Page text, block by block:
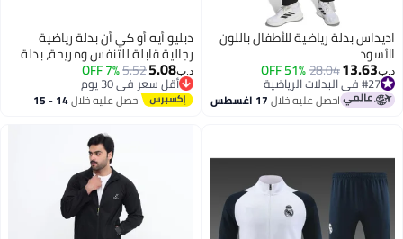
اديداس بدلة رياضية للأطفال باللون
الأسود
د.ب‏13.63
28.04
51% OFF
#27 في البدلات الرياضية
#27 في البدلات الرياضية احصل عليه خلال17 اغسطس
دبليو أيه أو كي أن بدلة رياضية
رجالية قابلة للتنفس ومريحة، بدلة
لياقة بدنية للجري غير رسمية
وفضفاضة، خفيفة الوزن وسريعة
الجفاف بأكمام قصيرة مجموعة من
مناسبة للارتداء الرياضي الداخلي
د.ب‏5.08
5.52
7% OFF
أقل سعر في 30 يوم
أقل سعر في 30 يوماحصل عليه خلال 14 - 15